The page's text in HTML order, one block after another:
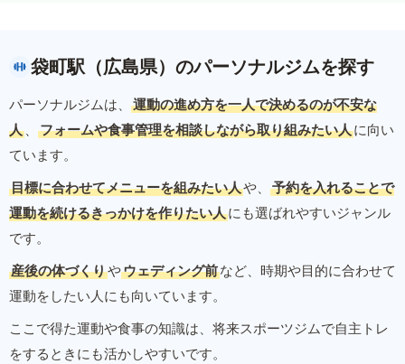
袋町駅（広島県）のパーソナルジムを探す
パーソナルジムは、
運動の進め方を一人で決めるのが不安な
人 、 フォームや食事管理を相談しながら取り組みたい人に向い
ています。
目標に合わせてメニューを組みたい人や、
予約を入れることで
運動を続けるきっかけを作りたい人にも選ばれやすいジャンル
です。
産後の体づくりやウェディング前など、時期や目的に合わせて
運動をしたい人にも向いています。
ここで得た運動や食事の知識は、将来スポーツジムで自主トレ
をするときにも活かしやすいです。